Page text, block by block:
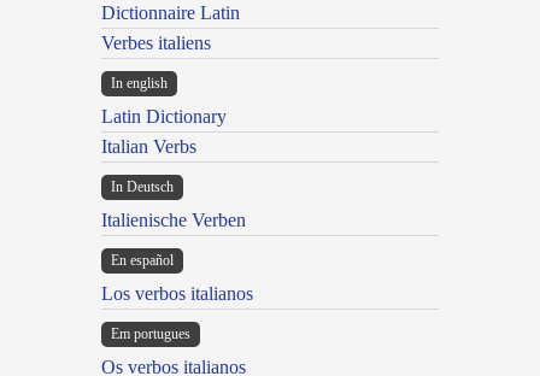
Dictionnaire Latin
Verbes italiens
In english
Latin Dictionary
Italian Verbs
In Deutsch
Italienische Verben
En español
Los verbos italianos
Em portugues
Os verbos italianos